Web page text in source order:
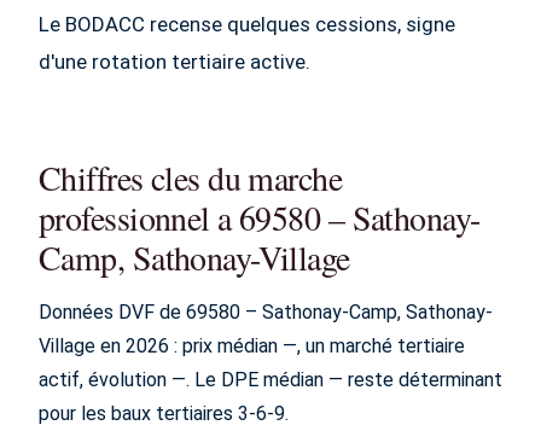
Le BODACC recense quelques cessions, signe
d'une rotation tertiaire active.
Chiffres cles du marche
professionnel a 69580 – Sathonay-
Camp, Sathonay-Village
Données DVF de 69580 – Sathonay-Camp, Sathonay-
Village en 2026 : prix médian —, un marché tertiaire
actif, évolution —. Le DPE médian — reste déterminant
pour les baux tertiaires 3-6-9.